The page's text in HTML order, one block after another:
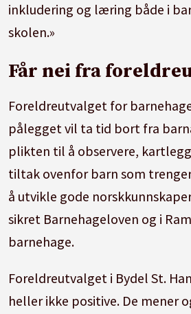
inkludering og læring både i
skolen.»
Får nei fra
Foreldreutvalget for
pålegget vil ta tid bort fra
plikten til å observere,
tiltak ovenfor barn som
å utvikle gode
sikret Barnehageloven og i
barnehage.
Foreldreutvalget i Bydel St.
heller ikke positive. De mener